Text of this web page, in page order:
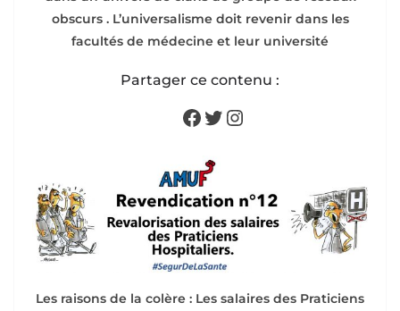
obscurs . L’universalisme doit revenir dans les
facultés de médecine et leur université
Partager ce contenu :
Facebook
Twitter
Instagram
Les raisons de la colère : Les salaires des Praticiens